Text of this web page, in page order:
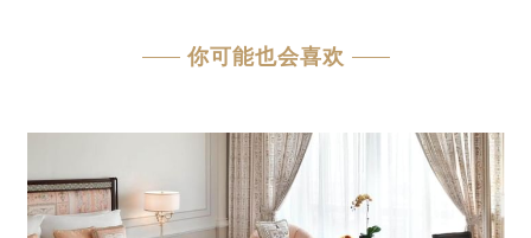
你可能也会喜欢